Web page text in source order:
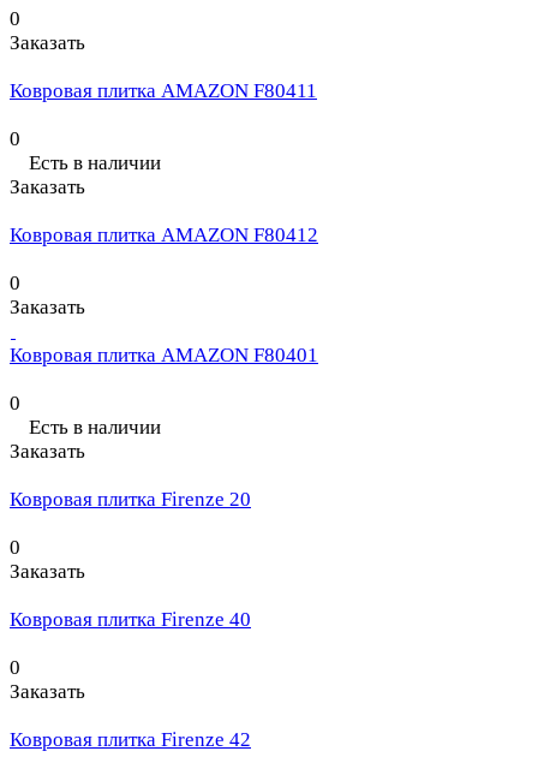
0
Заказать
Ковровая плитка AMAZON F80411
0
Есть в наличии
Заказать
Ковровая плитка AMAZON F80412
0
Заказать
Ковровая плитка AMAZON F80401
0
Есть в наличии
Заказать
Ковровая плитка Firenze 20
0
Заказать
Ковровая плитка Firenze 40
0
Заказать
Ковровая плитка Firenze 42